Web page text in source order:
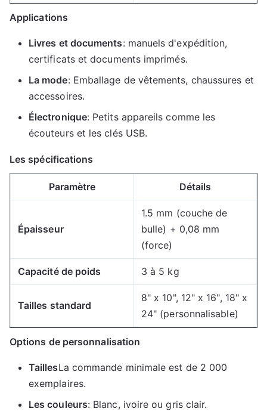
Applications
Livres et documents: manuels d'expédition,
certificats et documents imprimés.
La mode: Emballage de vêtements, chaussures et
accessoires.
Électronique: Petits appareils comme les
écouteurs et les clés USB.
Les spécifications
Paramètre Détails
Épaisseur
1.5 mm (couche de
bulle) + 0,08 mm
(force)
Capacité de poids 3 à 5 kg
Tailles standard
8" x 10", 12" x 16", 18" x
24" (personnalisable)
Options de personnalisation
TaillesLa commande minimale est de 2 000
exemplaires.
Les couleurs: Blanc, ivoire ou gris clair.